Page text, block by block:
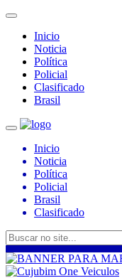
Inicio
Noticia
Política
Policial
Clasificado
Brasil
Inicio
Noticia
Política
Policial
Brasil
Clasificado